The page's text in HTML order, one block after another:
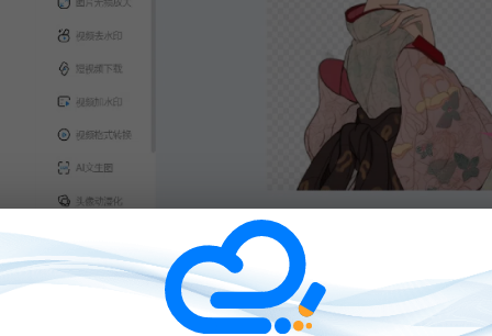
三、美图秀秀
一款适合新手的图片编辑工具，软件主